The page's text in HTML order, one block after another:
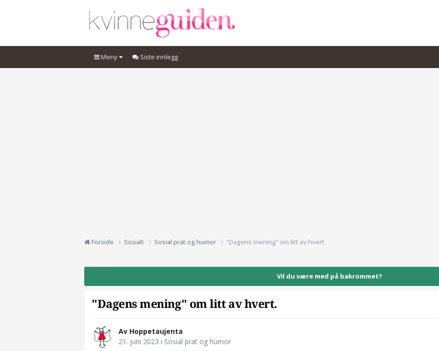
Meny Siste innlegg
Forside Sosialt Sosial prat og humor "Dagens mening" om litt av hvert.
Vil du være med på bakrommet?
"Dagens mening" om litt av hvert.
Av Hoppetaujenta
21. juni 2023 i Sosial prat og humor